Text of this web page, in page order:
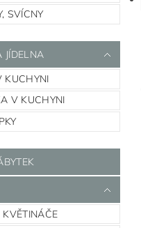
SVÍCNY
JÍDELNA
KUCHYNI
V KUCHYNI
KVĚTINÁČE